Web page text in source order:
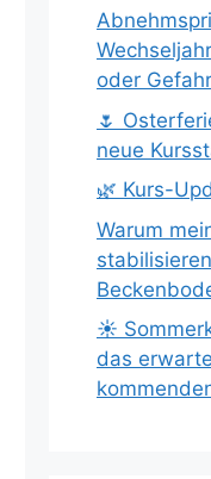
oder
🌷
neue
🌿 Kurs-
Warum
☀️
das